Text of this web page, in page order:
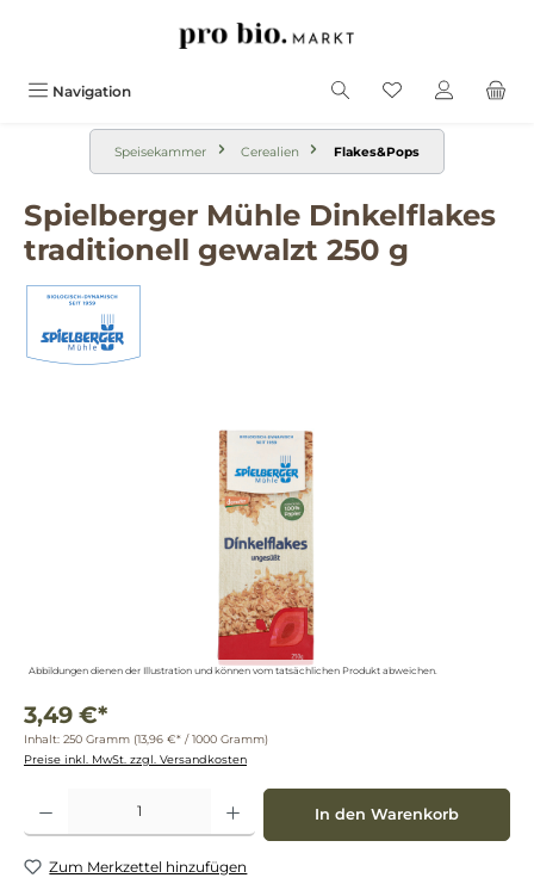
Navigation
Speisekammer Cerealien Flakes&Pops
Spielberger Mühle Dinkelflakes
traditionell gewalzt 250 g
Abbildungen dienen der Illustration und können vom tatsächlichen Produkt abweichen.
3,49 €*
Inhalt: 250 Gramm (13,96 €* / 1000 Gramm)
Preise inkl. MwSt. zzgl. Versandkosten
Produkt Anzahl: Gib den gewünschten Wert ein oder benutze die Schaltflächen um
In den Warenkorb
Zum Merkzettel hinzufügen